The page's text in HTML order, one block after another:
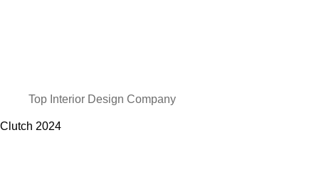
Top Interior Design Company
Clutch 2024